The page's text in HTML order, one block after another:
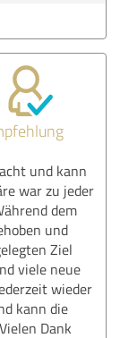
und kann
war zu jeder
dem
und
Ziel
viele neue
wieder
kann die
Dank